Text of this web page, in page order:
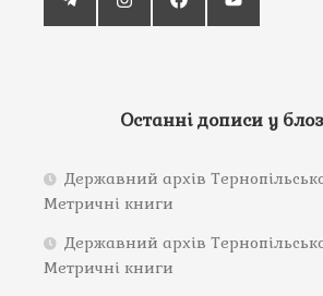
Останні дописи у
Державний архів
Метричні книги
Державний архів
Метричні книги